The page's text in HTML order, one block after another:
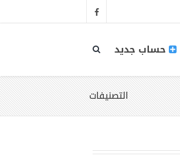
حساب جديد
التصنيفات